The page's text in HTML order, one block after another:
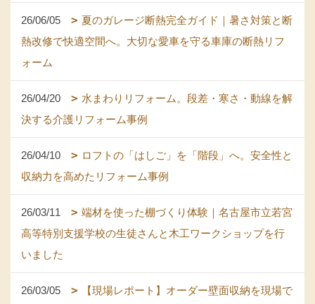
26/06/05
夏のガレージ断熱完全ガイド｜暑さ対策と断
熱改修で快適空間へ。大切な愛車を守る車庫の断熱リフ
ォーム
26/04/20
水まわりリフォーム。段差・寒さ・動線を解
決する介護リフォーム事例
26/04/10
ロフトの「はしご」を「階段」へ。安全性と
収納力を高めたリフォーム事例
26/03/11
端材を使った棚づくり体験｜名古屋市立若宮
高等特別支援学校の生徒さんと木工ワークショップを行
いました
26/03/05
【現場レポート】オーダー壁面収納を現場で